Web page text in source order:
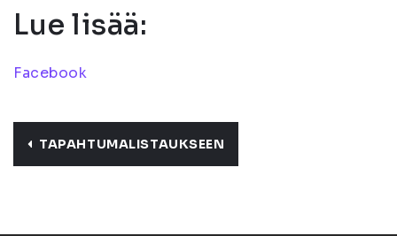
Lue lisää:
Facebook
TAPAHTUMALISTAUKSEEN